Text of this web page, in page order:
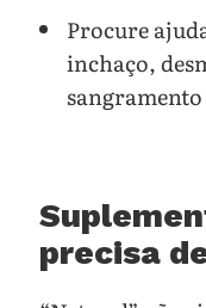
Procure
inchaço,
precisa